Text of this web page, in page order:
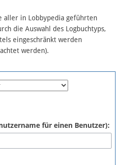
aller in Lobbypedia geführten
die Auswahl des Logbuchtyps,
eingeschränkt werden
werden).
für einen Benutzer):